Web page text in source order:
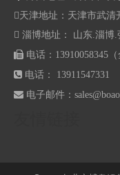
天津地址：天津市武清
 淄博地址： 山东.淄博.
 电话：13910058345
 电话： 13911547331
 电子邮件：